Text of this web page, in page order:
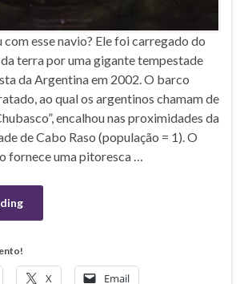
com esse navio? Ele foi carregado do
terra por uma gigante tempestade
da Argentina em 2002. O barco
ao qual os argentinos chamam de
encalhou nas proximidades da
de Cabo Raso (população = 1). O
fornece uma pitoresca …
X Email